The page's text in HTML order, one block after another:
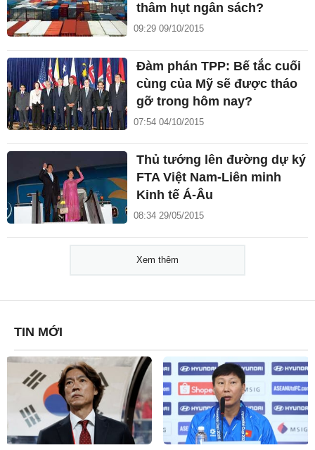
thâm hụt ngân sách?
09:29 09/10/2015
Đàm phán TPP: Bế tắc cuối
cùng của Mỹ sẽ được tháo
gỡ trong hôm nay?
07:54 04/10/2015
Thủ tướng lên đường dự ký
FTA Việt Nam-Liên minh
Kinh tế Á-Âu
08:34 29/05/2015
Xem thêm
TIN MỚI